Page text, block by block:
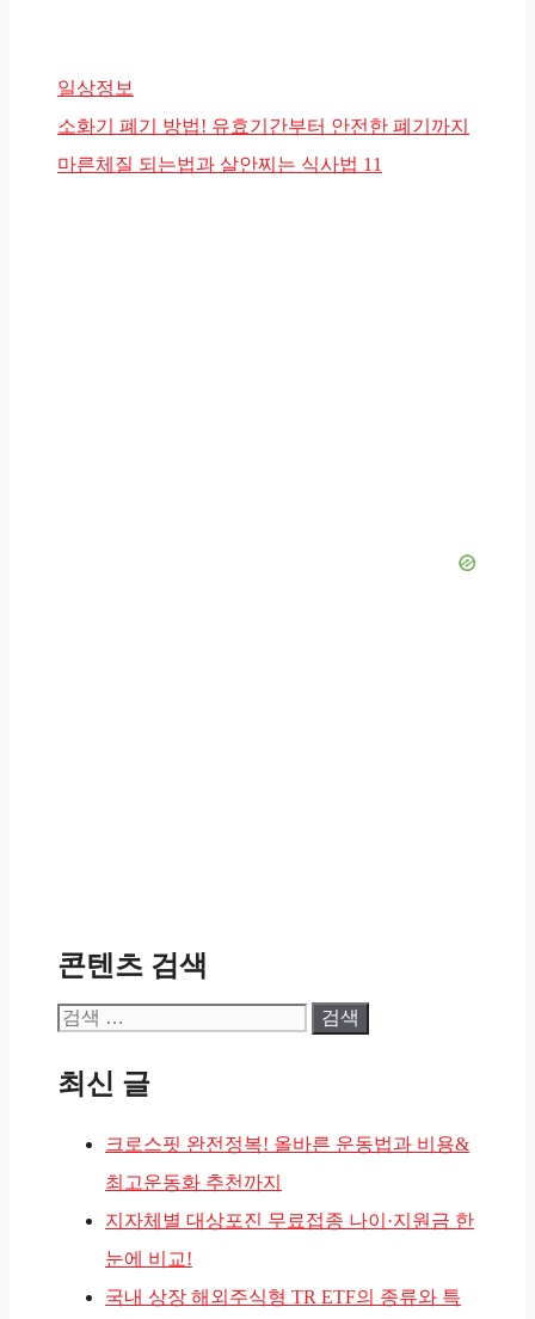
카
테
고
일상정보
소화기 폐기 방법! 유효기간부터 안전한 폐기까지
마른체질 되는법과 살안찌는 식사법 11
콘텐츠 검색
검
최신 글
크로스핏 완전정복! 올바른 운동법과 비용&
최고운동화 추천까지
지자체별 대상포진 무료접종 나이·지원금 한
눈에 비교!
국내 상장 해외주식형 TR ETF의 종류와 특